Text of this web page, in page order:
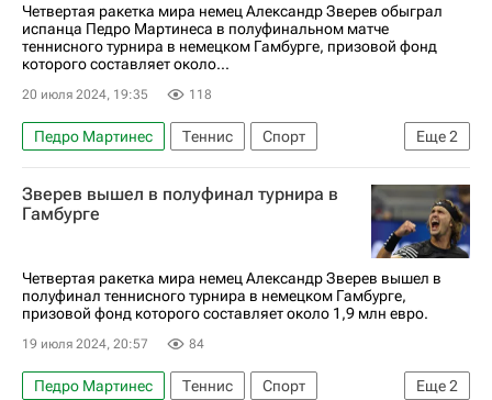
Четвертая ракетка мира немец Александр Зверев обыграл
испанца Педро Мартинеса в полуфинальном матче
теннисного турнира в немецком Гамбурге, призовой фонд
которого составляет около...
20 июля 2024, 19:35 118
Еще2
Педро Мартинес Теннис
Спорт
Гамбург (город)
Александр Зверев
Зверев вышел в полуфинал турнира в
Гамбурге
Четвертая ракетка мира немец Александр Зверев вышел в
полуфинал теннисного турнира в немецком Гамбурге,
призовой фонд которого составляет около 1,9 млн евро.
19 июля 2024, 20:57 84
Еще2
Педро Мартинес Теннис
Спорт